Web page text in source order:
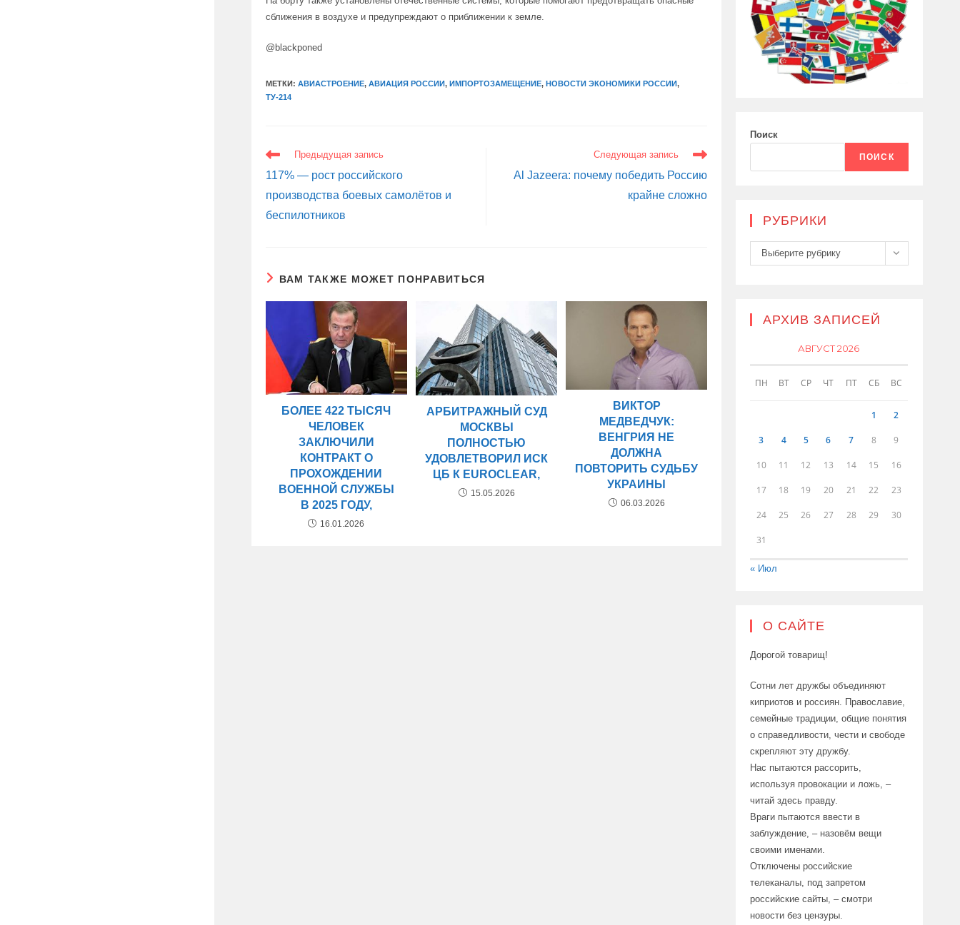
сближения в воздухе и предупреждают о приближении к земле.
@blackponed
МЕТКИ:АВИАСТРОЕНИЕ, АВИАЦИЯ РОССИИ, ИМПОРТОЗАМЕЩЕНИЕ, НОВОСТИ ЭКОНОМИКИ РОССИИ,
ТУ-214
ЕЩЕ
СТАТЬИ
Предыдущая запись
117% — рост российского
производства боевых самолётов и
беспилотников
Следующая запись
Al Jazeera: почему победить Россию
крайне сложно
ВАМ ТАКЖЕ МОЖЕТ ПОНРАВИТЬСЯ
БОЛЕЕ 422 ТЫСЯЧ
ЧЕЛОВЕК
ЗАКЛЮЧИЛИ
КОНТРАКТ О
ПРОХОЖДЕНИИ
ВОЕННОЙ СЛУЖБЫ
В 2025 ГОДУ,
16.01.2026
АРБИТРАЖНЫЙ СУД
МОСКВЫ
ПОЛНОСТЬЮ
УДОВЛЕТВОРИЛ ИСК
ЦБ К EUROCLEAR,
15.05.2026
ВИКТОР
МЕДВЕДЧУК:
ВЕНГРИЯ НЕ
ДОЛЖНА
ПОВТОРИТЬ СУДЬБУ
УКРАИНЫ
06.03.2026
Поиск
ПОИСК
РУБРИКИ
Рубрики
Выберите рубрику
АРХИВ ЗАПИСЕЙ
АВГУСТ 2026
ПН ВТ СР ЧТ ПТ СБ ВС
1 2
3 4 5 6 7 8 9
10 11 12 13 14 15 16
17 18 19 20 21 22 23
24 25 26 27 28 29 30
31
« Июл
О САЙТЕ
Дорогой товарищ!
Сотни лет дружбы объединяют
киприотов и россиян. Православие,
семейные традиции, общие понятия
о справедливости, чести и свободе
скрепляют эту дружбу.
Нас пытаются рассорить,
используя провокации и ложь, –
читай здесь правду.
Враги пытаются ввести в
заблуждение, – назовём вещи
своими именами.
Отключены российские
телеканалы, под запретом
российские сайты, – смотри
новости без цензуры.